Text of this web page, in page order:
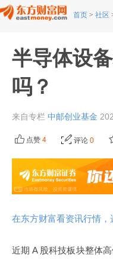
首页 > 社区
半导体设
吗？
来自专栏 中邮创业基金
点赞 4 评论 0
在东方财富看资讯行情
近期 A 股科技板块整体